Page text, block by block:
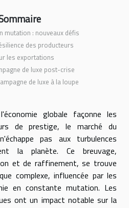
mutation : nouveaux défis
des producteurs
les exportations
de luxe post-crise
de luxe à la loupe
globale façonne les
de prestige, le marché du
pas aux turbulences
la planète. Ce breuvage,
et de raffinement, se trouve
complexe, influencée par les
en constante mutation. Les
ont un impact notable sur la